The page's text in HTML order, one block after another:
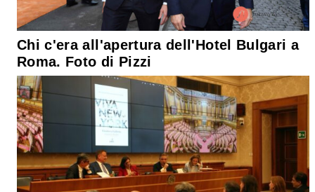
Chi c'era all'apertura dell'Hotel Bulgari a
Roma. Foto di Pizzi